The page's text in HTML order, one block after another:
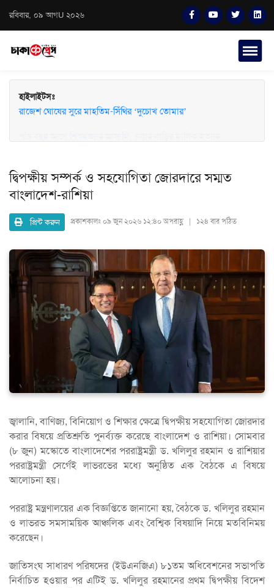
রবিবার, ০৯ আগU ২০২৬
হাইলাইটসঃ
রাজেশ ঘোষের সুরে মাহতিম-সিঁথির ‘দুচোখ তোমার’
পাঁচ বছর আগে শিশুহত্যার আসামি, এবার বাড়ির মালিক হত্যার
দ্বিপক্ষীয় সম্পর্ক ও সহযোগিতা জোরদারে সম্মত
বাংলাদেশ-রাশিয়া
প্রিন্ট করুন প্রকাশকালঃ ০৯ জুন ২০২৬ ১২:৪০ অপরাহ্ণ | ১২৪ বার পঠিত
জ্বালানি, বাণিজ্য, বিনিয়োগ ও শিক্ষার ক্ষেত্রে দ্বিপক্ষীয় সহযোগিতা জোরদার
করার বিষয়ে প্রতিশ্রুতি পুনর্ব্যক্ত করেছে বাংলাদেশ ও রাশিয়া। সোমবার
(৮ জুন) মস্কোতে বাংলাদেশের পররাষ্ট্রমন্ত্রী ড. খলিলুর রহমান ও রাশিয়ার
পররাষ্ট্রমন্ত্রী সের্গেই লাভরভের মধ্যে অনুষ্ঠিত এক বৈঠকে এ বিষয়ে
আলোচনা হয়।
পররাষ্ট্র মন্ত্রণালয়ের এক বিজ্ঞপ্তিতে জানানো হয়, বৈঠকে ড. খলিলুর রহমান
ও লাভরভ সমসাময়িক আঞ্চলিক এবং বৈশ্বিক বিষয়াদি নিয়ে মতবিনিময়
করেছেন।
জাতিসংঘ সাধারণ পরিষদের (ইউএনজিএ) ৮১তম অধিবেশনের সভাপতি
নির্বাচিত হওয়ার পর এটিই ড. খলিলুর রহমানের প্রথম দ্বিপক্ষীয় বিদেশ